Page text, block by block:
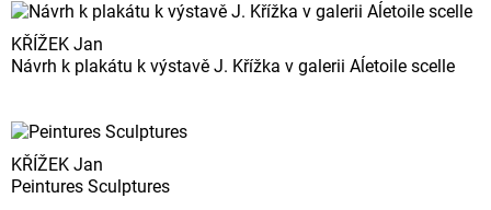
KŘÍŽEK Jan
Návrh k plakátu k výstavě J. Křížka v galerii Aĺetoile scelle
KŘÍŽEK Jan
Peintures Sculptures